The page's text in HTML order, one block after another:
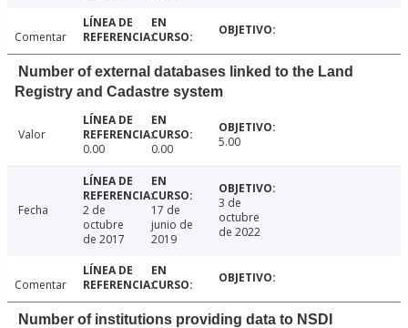
Comentar
Number of external databases linked to the Land
Registry and Cadastre system
Valor
0.00
0.00 5.00
Fecha
2 de
octubre
de 2017
17 de
junio de
2019
3 de
octubre
de 2022
Comentar
Number of institutions providing data to NSDI